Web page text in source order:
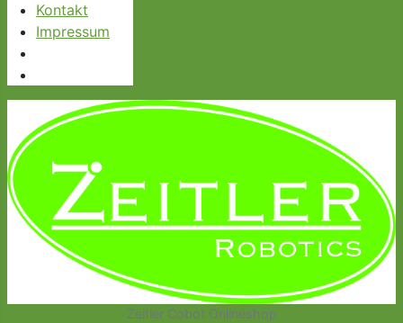
Kontakt
Impressum
Zeitler Cobot Onlineshop